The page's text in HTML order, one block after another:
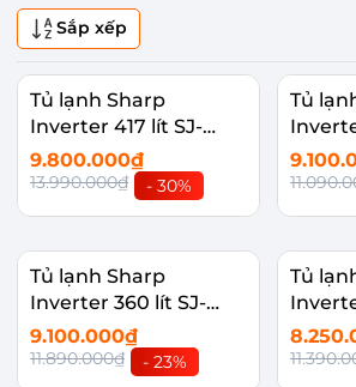
Sắp xếp
Tủ lạnh Sharp
Inverter 417 lít SJ-
X417WD-DG
9.800.000₫
13.990.000₫ - 30%
Tủ
Tủ lạnh Sharp
Inverter 360 lít SJ-
XP382AE-SL
9.100.000₫
11.890.000₫ - 23%
Tủ